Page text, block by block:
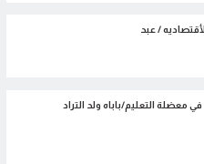
/ عبد
في معضلة التعليم/باباه ولد التراد